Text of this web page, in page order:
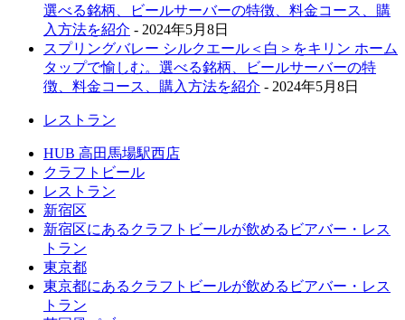
選べる銘柄、ビールサーバーの特徴、料金コース、購
入方法を紹介 - 2024年5月8日
スプリングバレー シルクエール＜白＞をキリン ホーム
タップで愉しむ。選べる銘柄、ビールサーバーの特
徴、料金コース、購入方法を紹介 - 2024年5月8日
レストラン
HUB 高田馬場駅西店
クラフトビール
レストラン
新宿区
新宿区にあるクラフトビールが飲めるビアバー・レス
トラン
東京都
東京都にあるクラフトビールが飲めるビアバー・レス
トラン